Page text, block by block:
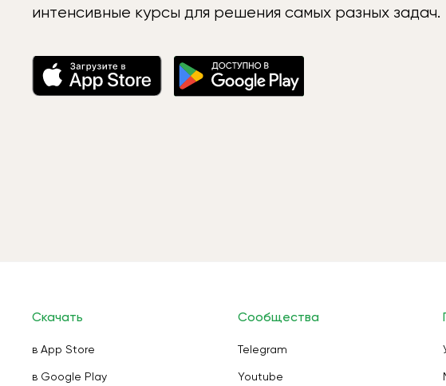
интенсивные курсы для решения самых разных задач.
Скачать
в App Store
в Google Play
Сообщества
Telegram
Youtube